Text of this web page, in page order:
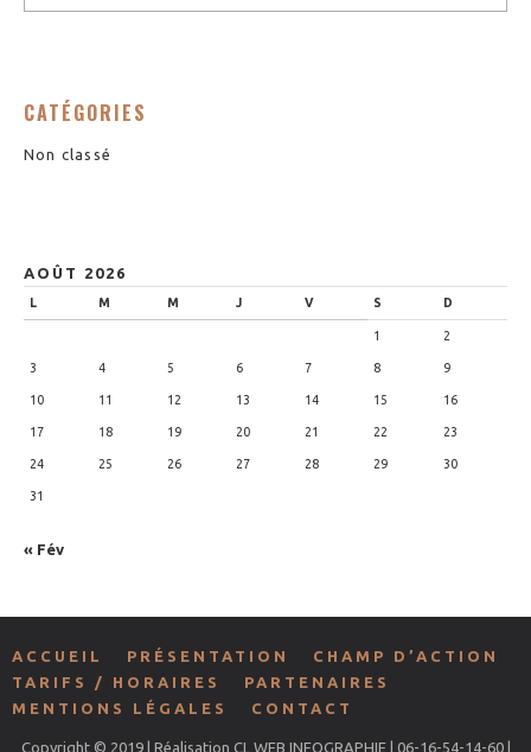
CATÉGORIES
Non classé
AOÛT 2026
L M M J V S D
1 2
3 4 5 6 7 8 9
10 11 12 13 14 15 16
17 18 19 20 21 22 23
24 25 26 27 28 29 30
31
« Fév
ACCUEIL PRÉSENTATION
CHAMP D’ACTION
TARIFS / HORAIRES
PARTENAIRES
MENTIONS LÉGALES
CONTACT
Copyright © 2019 | Réalisation CL WEB INFOGRAPHIE | 06-16-54-14-60 |